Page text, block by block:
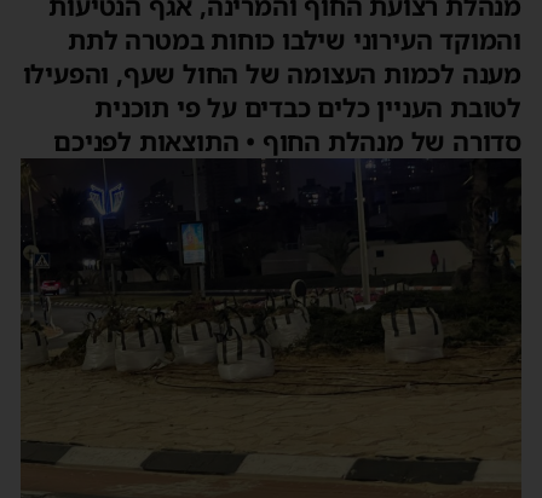
העירוני שילבו כוחות במטרה לתת
לכמות העצומה של החול שעף, והפעילו
העניין כלים כבדים על פי תוכנית
של מנהלת החוף • התוצאות לפניכם